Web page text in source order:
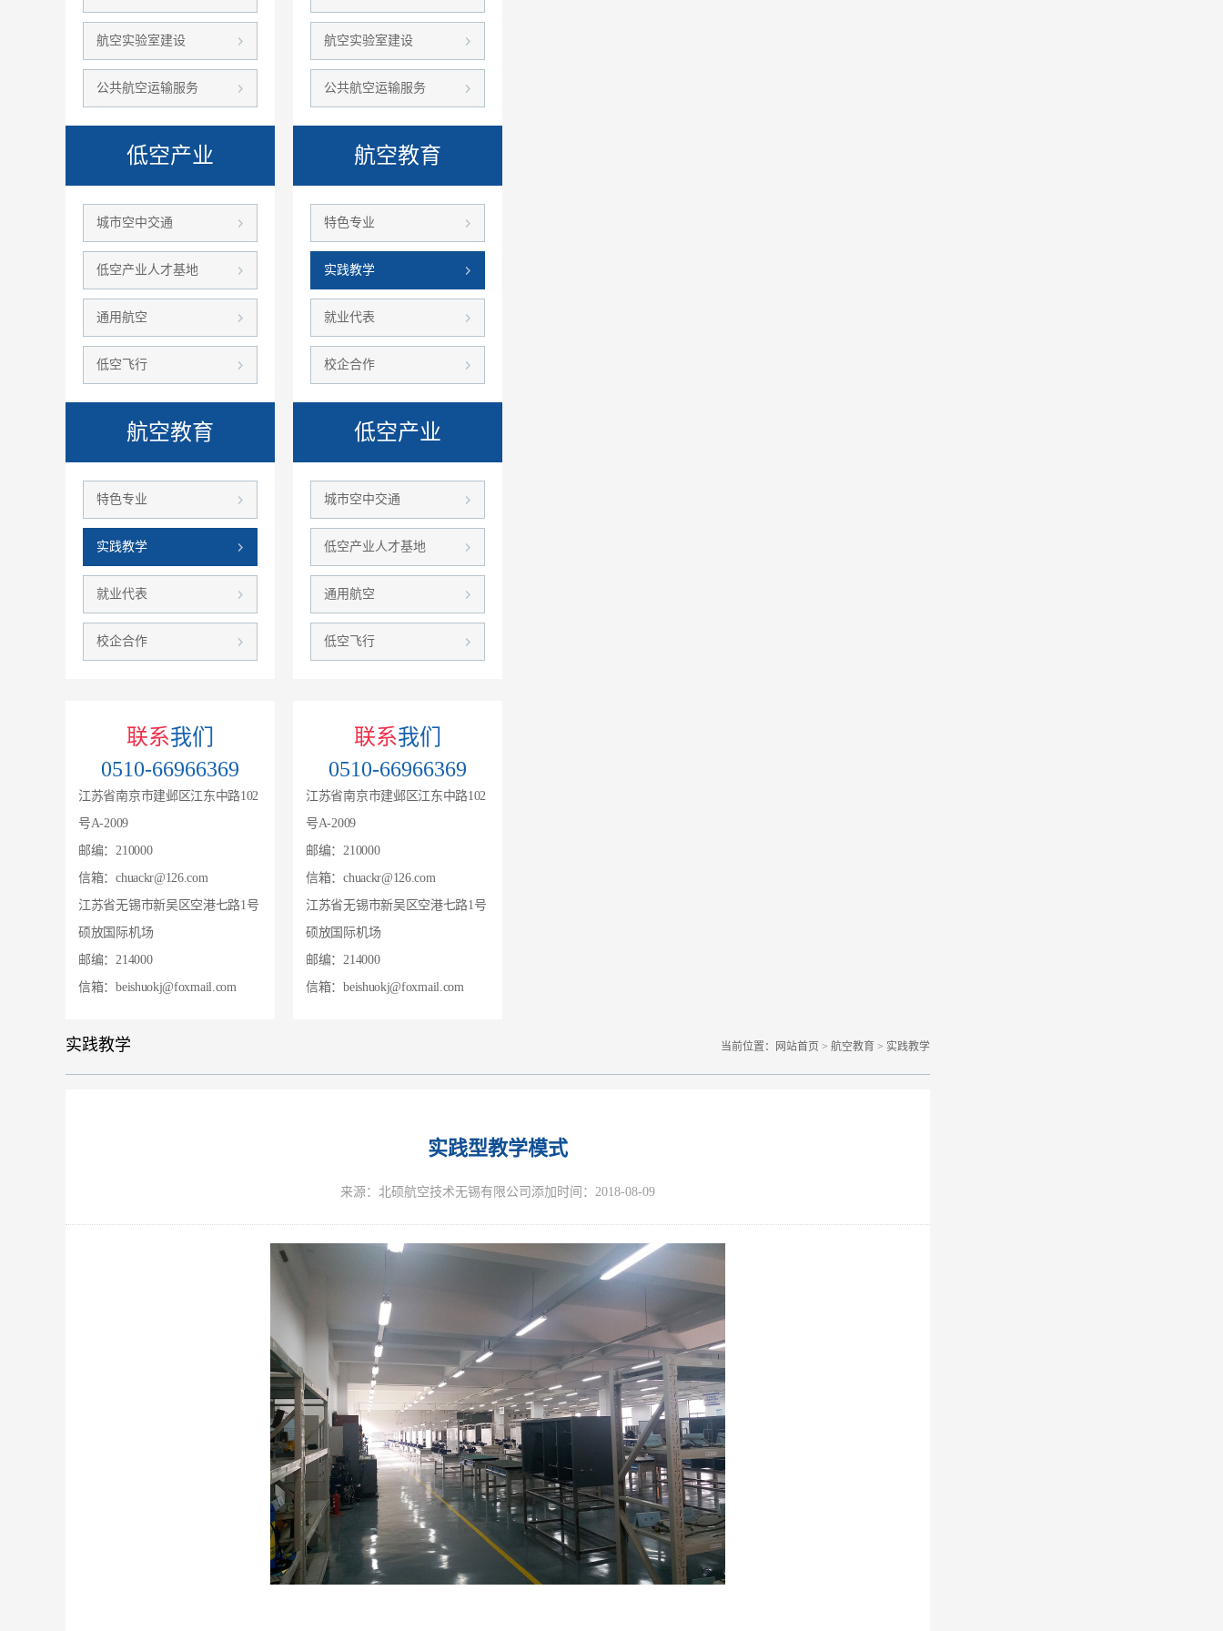
航空实验室建设
公共航空运输服务
低空产业
城市空中交通
低空产业人才基地
通用航空
低空飞行
航空教育
特色专业
实践教学
就业代表
校企合作
联系我们
0510-66966369
江苏省南京市建邺区江东中路102
号A-2009
邮编：210000
信箱：chuackr@126.com
江苏省无锡市新吴区空港七路1号
硕放国际机场
邮编：214000
信箱：beishuokj@foxmail.com
航空实验室建设
公共航空运输服务
航空教育
特色专业
实践教学
就业代表
校企合作
低空产业
城市空中交通
低空产业人才基地
通用航空
低空飞行
联系我们
0510-66966369
江苏省南京市建邺区江东中路102
号A-2009
邮编：210000
信箱：chuackr@126.com
江苏省无锡市新吴区空港七路1号
硕放国际机场
邮编：214000
信箱：beishuokj@foxmail.com
实践教学 当前位置： 网站首页 > 航空教育 > 实践教学
实践型教学模式
来源：北硕航空技术无锡有限公司添加时间：2018-08-09